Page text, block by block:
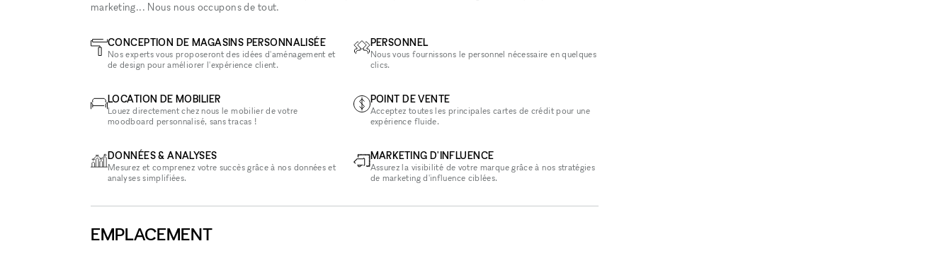
marketing... Nous nous occupons de tout.
CONCEPTION DE MAGASINS PERSONNALISÉE
Nos experts vous proposeront des idées d'aménagement et
de design pour améliorer l'expérience client.
LOCATION DE MOBILIER
Louez directement chez nous le mobilier de votre
moodboard personnalisé, sans tracas !
DONNÉES & ANALYSES
Mesurez et comprenez votre succès grâce à nos données et
analyses simplifiées.
PERSONNEL
Nous vous fournissons le personnel nécessaire en quelques
clics.
POINT DE VENTE
Acceptez toutes les principales cartes de crédit pour une
expérience fluide.
MARKETING D'INFLUENCE
Assurez la visibilité de votre marque grâce à nos stratégies
de marketing d'influence ciblées.
EMPLACEMENT